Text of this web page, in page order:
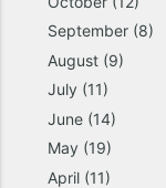
September (8)
August (9)
July (11)
June (14)
May (19)
April (11)